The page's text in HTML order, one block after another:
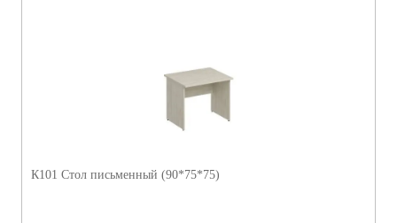
К101 Стол письменный (90*75*75)